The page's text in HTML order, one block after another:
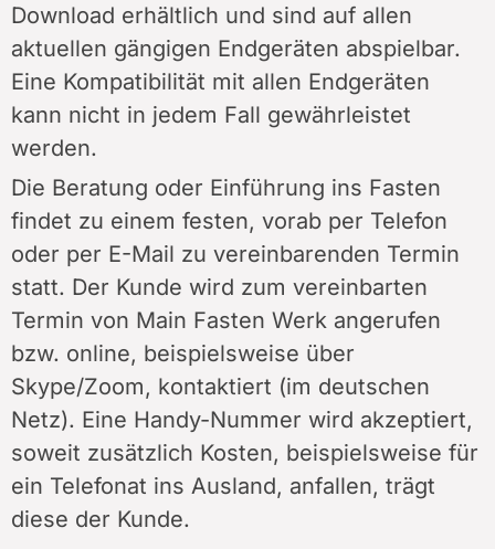
Download erhältlich und sind auf allen
aktuellen gängigen Endgeräten abspielbar.
Eine Kompatibilität mit allen Endgeräten
kann nicht in jedem Fall gewährleistet
werden.
Die Beratung oder Einführung ins Fasten
findet zu einem festen, vorab per Telefon
oder per E-Mail zu vereinbarenden Termin
statt. Der Kunde wird zum vereinbarten
Termin von Main Fasten Werk angerufen
bzw. online, beispielsweise über
Skype/Zoom, kontaktiert (im deutschen
Netz). Eine Handy-Nummer wird akzeptiert,
soweit zusätzlich Kosten, beispielsweise für
ein Telefonat ins Ausland, anfallen, trägt
diese der Kunde.